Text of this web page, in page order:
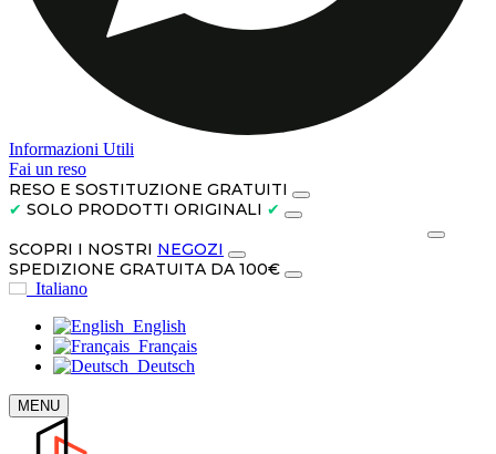
Informazioni Utili
Fai un reso
RESO E SOSTITUZIONE GRATUITI
✔ SOLO PRODOTTI ORIGINALI ✔
SCOPRI I NOSTRI NEGOZI
SPEDIZIONE GRATUITA DA 100€
Italiano
English
Français
Deutsch
MENU